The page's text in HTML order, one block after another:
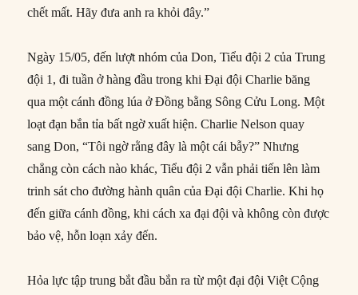
chết mất. Hãy đưa anh ra khỏi đây.”
Ngày 15/05, đến lượt nhóm của Don, Tiểu đội 2 của Trung
đội 1, đi tuần ở hàng đầu trong khi Đại đội Charlie băng
qua một cánh đồng lúa ở Đồng bằng Sông Cửu Long. Một
loạt đạn bắn tỉa bất ngờ xuất hiện. Charlie Nelson quay
sang Don, “Tôi ngờ rằng đây là một cái bẫy?” Nhưng
chẳng còn cách nào khác, Tiểu đội 2 vẫn phải tiến lên làm
trinh sát cho đường hành quân của Đại đội Charlie. Khi họ
đến giữa cánh đồng, khi cách xa đại đội và không còn được
bảo vệ, hỗn loạn xảy đến.
Hỏa lực tập trung bắt đầu bắn ra từ một đại đội Việt Cộng